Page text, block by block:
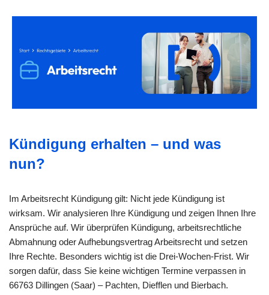
Kündigung erhalten – und was
nun?
Im Arbeitsrecht Kündigung gilt: Nicht jede Kündigung ist
wirksam. Wir analysieren Ihre Kündigung und zeigen Ihnen Ihre
Ansprüche auf. Wir überprüfen Kündigung, arbeitsrechtliche
Abmahnung oder Aufhebungsvertrag Arbeitsrecht und setzen
Ihre Rechte. Besonders wichtig ist die Drei-Wochen-Frist. Wir
sorgen dafür, dass Sie keine wichtigen Termine verpassen in
66763 Dillingen (Saar) – Pachten, Diefflen und Bierbach.